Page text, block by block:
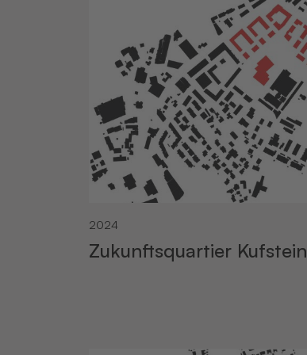
2024
Zukunftsquartier Kufstein